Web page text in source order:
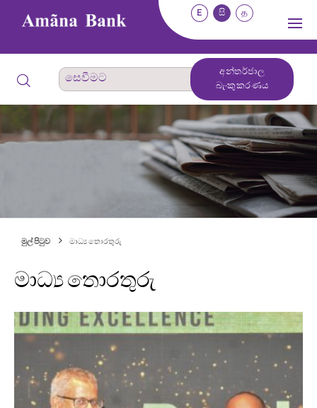
E සි த
අන්තර්ජාල
බැංකුකරණය
මුල් පිටුව මාධ්‍ය තොරතුරු
මාධ්‍ය තොරතුරු